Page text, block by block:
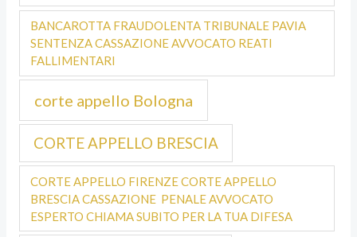
BANCAROTTA FRAUDOLENTA TRIBUNALE PAVIA
SENTENZA CASSAZIONE AVVOCATO REATI
FALLIMENTARI
corte appello Bologna
CORTE APPELLO BRESCIA
CORTE APPELLO FIRENZE CORTE APPELLO
BRESCIA CASSAZIONE PENALE AVVOCATO
ESPERTO CHIAMA SUBITO PER LA TUA DIFESA